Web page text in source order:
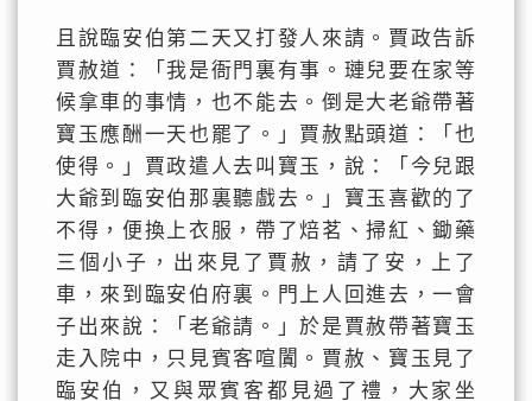
且說臨安伯第二天又打發人來請。賈政告訴
賈赦道：「我是衙門裏有事。璉兒要在家等
候拿車的事情，也不能去。倒是大老爺帶著
寶玉應酬一天也罷了。」賈赦點頭道：「也
使得。」賈政遣人去叫寶玉，說：「今兒跟
大爺到臨安伯那裏聽戲去。」寶玉喜歡的了
不得，便換上衣服，帶了焙茗、掃紅、鋤藥
三個小子，出來見了賈赦，請了安，上了
車，來到臨安伯府裏。門上人回進去，一會
子出來說：「老爺請。」於是賈赦帶著寶玉
走入院中，只見賓客喧闐。賈赦、寶玉見了
臨安伯，又與眾賓客都見過了禮，大家坐